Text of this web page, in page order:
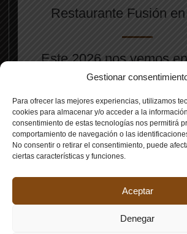
Gestionar
Para ofrecer las mejores experiencias, utilizamos
cookies para almacenar y/o acceder a la
consentimiento de estas tecnologías nos permitirá
comportamiento de navegación o las
No consentir o retirar el consentimiento, puede
ciertas características y funciones.
Aceptar
Denegar
Restaurante Fusión
Este 2026 nos vemos
(C/Isla de Mouro,
¡Te esperamos